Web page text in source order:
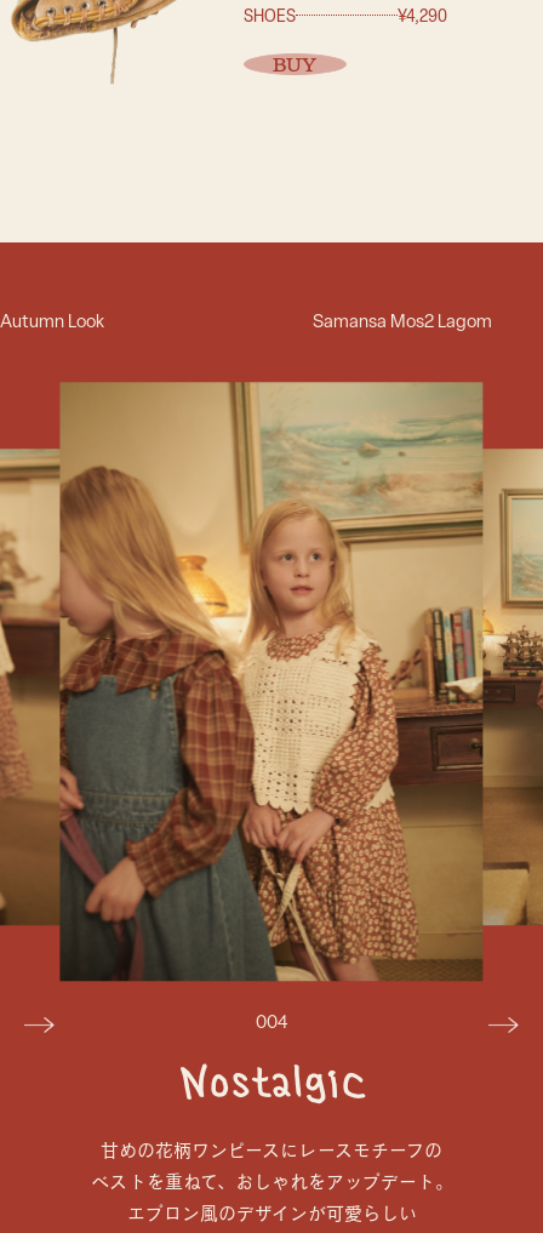
SHOES
¥4,290
BUY
Autumn Look Samansa Mos2 Lagom
004
Nostalgic
甘めの花柄ワンピースにレースモチーフの
ベストを重ねて、おしゃれをアップデート。
エプロン風のデザインが可愛らしい